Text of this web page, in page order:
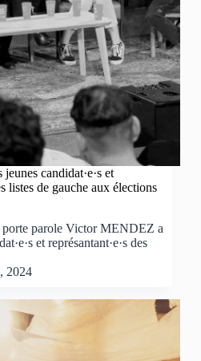
candidat·e·s et
listes de gauche aux élections
parole Victor MENDEZ a
et représantant·e·s des
2024